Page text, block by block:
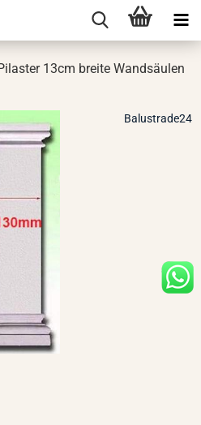
13cm brei­te Wand­säu­len
Balustrade24